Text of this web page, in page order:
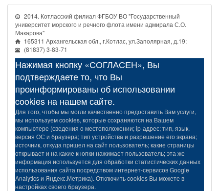
2014. Котласский филиал ФГБОУ ВО "Государственный
университет морского и речного флота имени адмирала С.О.
Макарова"
165311 Архангельская обл., г.Котлас, ул.Заполярная, д.19;
(81837) 3-83-71
Нажимая кнопку «СОГЛАСЕН», Вы
подтверждаете то, что Вы
проинформированы об использовании
cookies на нашем сайте.
Для того, чтобы мы могли качественно предоставить Вам услуги,
мы используем cookies, которые сохраняются на Вашем
компьютере (сведения о местоположении; ip-адрес; тип, язык,
версия ОС и браузера; тип устройства и разрешение его экрана;
источник, откуда пришел на сайт пользователь; какие страницы
открывает и на какие кнопки нажимает пользователь; эта же
информация используется для обработки статистических данных
использования сайта посредством интернет-сервисов Google
Analytics и Яндекс.Метрика). Отключить cookies Вы можете в
настройках своего браузера.